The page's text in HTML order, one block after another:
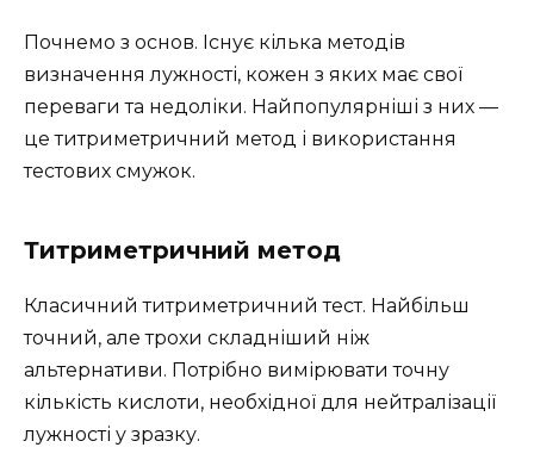
Почнемо з основ. Існує кілька методів
визначення лужності, кожен з яких має свої
переваги та недоліки. Найпопулярніші з них —
це титриметричний метод і використання
тестових смужок.
Титриметричний метод
Класичний титриметричний тест. Найбільш
точний, але трохи складніший ніж
альтернативи. Потрібно вимірювати точну
кількість кислоти, необхідної для нейтралізації
лужності у зразку.